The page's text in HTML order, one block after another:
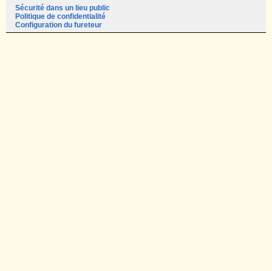
Sécurité dans un lieu public
Politique de confidentialité
Configuration du fureteur